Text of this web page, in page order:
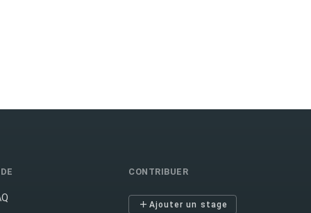
CONTRIBUER
Ajouter un stage